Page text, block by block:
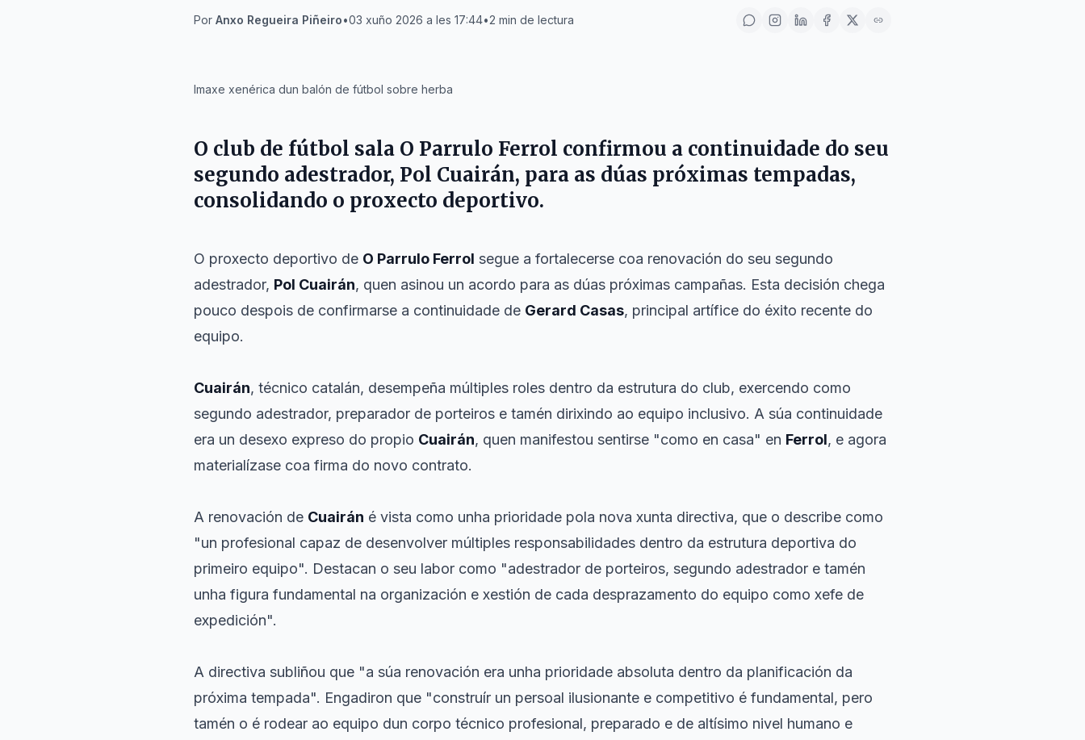
Por Anxo Regueira Piñeiro•03 xuño 2026 a les 17:44•2 min de lectura
Imaxe xenérica dun balón de fútbol sobre herba
O club de fútbol sala O Parrulo Ferrol confirmou a continuidade do seu
segundo adestrador, Pol Cuairán, para as dúas próximas tempadas,
consolidando o proxecto deportivo.
O proxecto deportivo de O Parrulo Ferrol segue a fortalecerse coa renovación do seu segundo
adestrador, Pol Cuairán, quen asinou un acordo para as dúas próximas campañas. Esta decisión chega
pouco despois de confirmarse a continuidade de Gerard Casas, principal artífice do éxito recente do
equipo.
Cuairán, técnico catalán, desempeña múltiples roles dentro da estrutura do club, exercendo como
segundo adestrador, preparador de porteiros e tamén dirixindo ao equipo inclusivo. A súa continuidade
era un desexo expreso do propio Cuairán, quen manifestou sentirse "como en casa" en Ferrol, e agora
materialízase coa firma do novo contrato.
A renovación de Cuairán é vista como unha prioridade pola nova xunta directiva, que o describe como
"un profesional capaz de desenvolver múltiples responsabilidades dentro da estrutura deportiva do
primeiro equipo". Destacan o seu labor como "adestrador de porteiros, segundo adestrador e tamén
unha figura fundamental na organización e xestión de cada desprazamento do equipo como xefe de
expedición".
A directiva subliñou que "a súa renovación era unha prioridade absoluta dentro da planificación da
próxima tempada". Engadiron que "construír un persoal ilusionante e competitivo é fundamental, pero
tamén o é rodear ao equipo dun corpo técnico profesional, preparado e de altísimo nivel humano e